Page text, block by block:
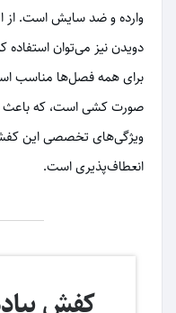
وارده و ضد سایش است. از
دویدن نیز می‌توان
برای همه فصل‌ها مناسب
صورت کشی است، که باعث
ویژگی‌های تخصصی این
انعطاف‌پذیری است.
کفش